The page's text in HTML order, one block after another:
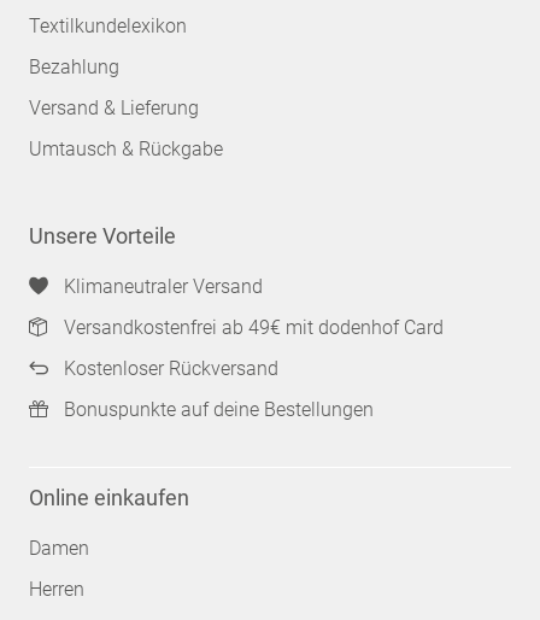
Textilkundelexikon
Bezahlung
Versand & Lieferung
Umtausch & Rückgabe
Unsere Vorteile
Klimaneutraler Versand
Versandkostenfrei ab 49€ mit dodenhof Card
Kostenloser Rückversand
Bonuspunkte auf deine Bestellungen
Online einkaufen
Damen
Herren